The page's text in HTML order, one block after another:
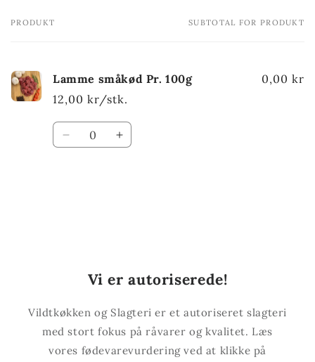
Din
PRODUKT SUBTOTAL FOR PRODUKT
Lamme småkød Pr. 100g
12,00 kr/stk.
0,00 kr
Antal
Reducer
Øg
Vi er autoriserede!
Vildtkøkken og Slagteri er et autoriseret slagteri
med stort fokus på råvarer og kvalitet. Læs
vores fødevarevurdering ved at klikke på